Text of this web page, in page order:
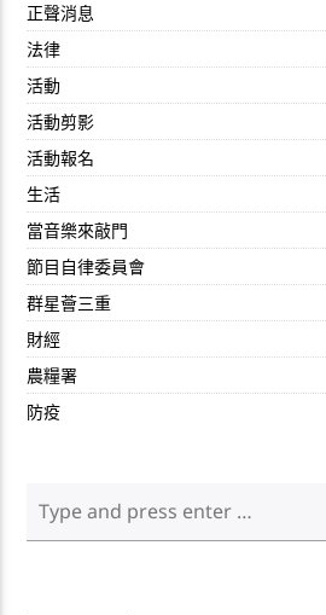
正聲消息
法律
活動
活動剪影
活動報名
生活
當音樂來敲門
節目自律委員會
群星薈三重
財經
農糧署
防疫